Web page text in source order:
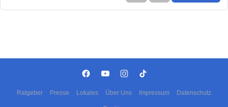
Ratgeber Presse Lokales Über Uns Impressum Datenschutz